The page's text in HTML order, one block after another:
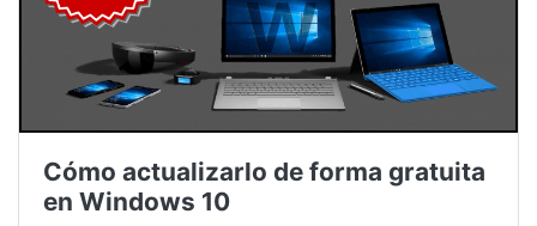
Cómo actualizarlo de forma gratuita
en Windows 10